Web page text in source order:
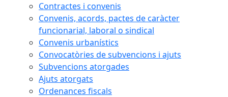
Contractes i convenis
Convenis, acords, pactes de caràcter
funcionarial, laboral o sindical
Convenis urbanístics
Convocatòries de subvencions i ajuts
Subvencions atorgades
Ajuts atorgats
Ordenances fiscals